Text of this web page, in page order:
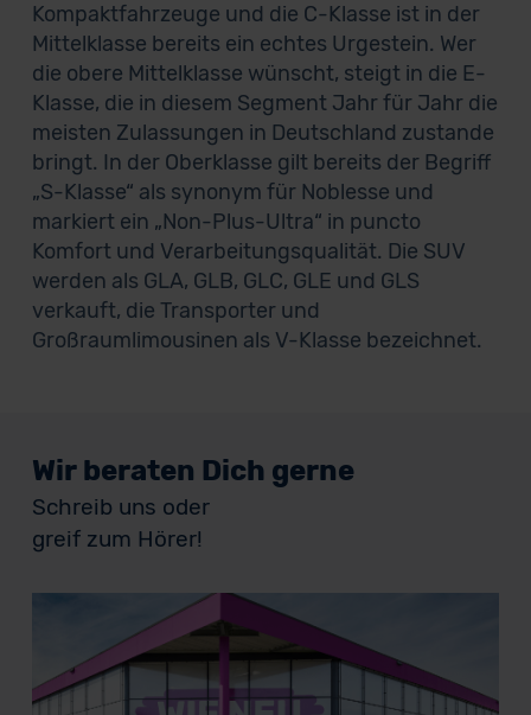
Kompaktfahrzeuge und die C-Klasse ist in der
Mittelklasse bereits ein echtes Urgestein. Wer
die obere Mittelklasse wünscht, steigt in die E-
Klasse, die in diesem Segment Jahr für Jahr die
meisten Zulassungen in Deutschland zustande
bringt. In der Oberklasse gilt bereits der Begriff
„S-Klasse“ als synonym für Noblesse und
markiert ein „Non-Plus-Ultra“ in puncto
Komfort und Verarbeitungsqualität. Die SUV
werden als GLA, GLB, GLC, GLE und GLS
verkauft, die Transporter und
Großraumlimousinen als V-Klasse bezeichnet.
Wir beraten Dich gerne
Schreib uns oder
greif zum Hörer!